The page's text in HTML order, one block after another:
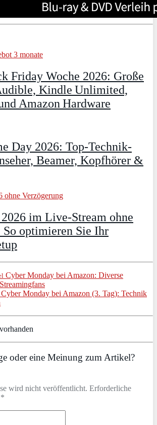
Friday Woche 2026: Große
Kindle Unlimited,
Amazon Hardware
Day 2026: Top-Technik-
Beamer, Kopfhörer &
im Live-Stream ohne
So optimieren Sie Ihr
Cyber Monday bei Amazon: Diverse
Cyber Monday bei Amazon (3. Tag): Technik
oder eine Meinung zum Artikel?
wird nicht veröffentlicht. Erforderliche